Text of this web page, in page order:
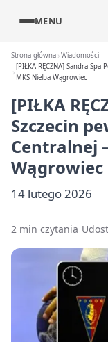
MENU
Strona główna Wiadomości
[PIŁKA RĘCZNA] Sandra
MKS Nielba Wągrowiec
[PIŁKA
Szczecin
Centralnej
Wągrowiec
14 lutego 2026
2 min czytania